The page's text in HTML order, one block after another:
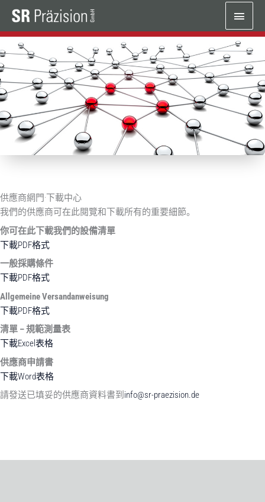
内
容
主
菜
单
供應商網門·下載中心
我們的供應商可在此閱覽和下載所有的重要細節。
你可在此下載我們的設備清單
下載PDF格式
一般採購條件
下載PDF格式
Allgemeine Versandanweisung
下載PDF格式
清單 –規範測量表
下載Excel表格
供應商申請書
下載Word表格
請發送已填妥的供應商資料書到 info@sr-praezision.de